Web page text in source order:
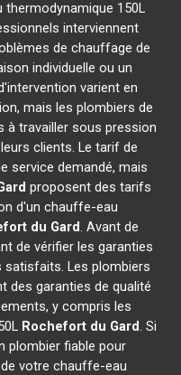
150L
interviennent
de chauffage de
individuelle ou un
varient en
mais les plombiers de
à travailler sous pression
clients. Le tarif de
service demandé, mais
proposent des tarifs
d'un chauffe-eau
du Gard. Avant de
de vérifier les garanties
Les plombiers
des garanties de qualité
y compris les
Rochefort du Gard. Si
plombier fiable pour
votre chauffe-eau